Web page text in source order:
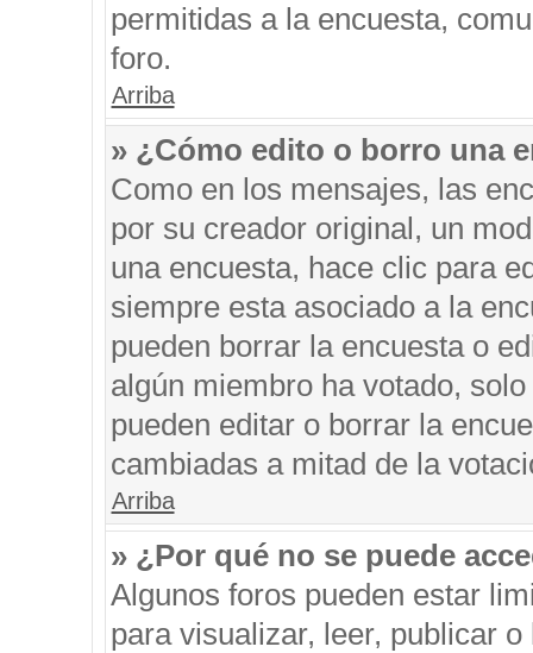
permitidas a la encuesta,
foro.
Arriba
» ¿Cómo edito o borro una
Como en los mensajes, las
por su creador original, un
una encuesta, hace clic para
siempre esta asociado a la
pueden borrar la encuesta o
algún miembro ha votado,
pueden editar o borrar la
cambiadas a mitad de la
Arriba
» ¿Por qué no se puede
Algunos foros pueden estar
para visualizar, leer, publicar